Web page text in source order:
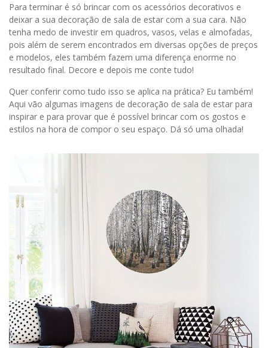
Para terminar é só brincar com os acessórios decorativos e
deixar a sua decoração de sala de estar com a sua cara. Não
tenha medo de investir em quadros, vasos, velas e almofadas,
pois além de serem encontrados em diversas opções de preços
e modelos, eles também fazem uma diferença enorme no
resultado final. Decore e depois me conte tudo!
Quer conferir como tudo isso se aplica na prática? Eu também!
Aqui vão algumas imagens de decoração de sala de estar para
inspirar e para provar que é possível brincar com os gostos e
estilos na hora de compor o seu espaço. Dá só uma olhada!